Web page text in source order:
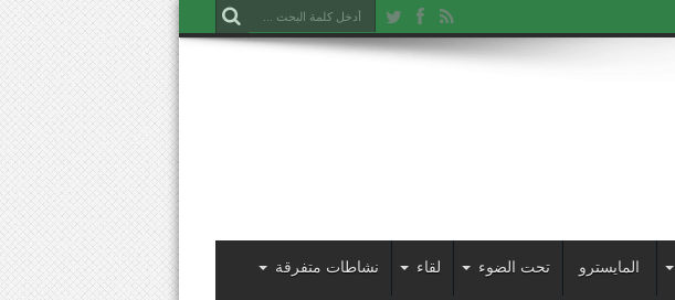
المايسترو تحت الضوء لقاء نشاطات متفرقة